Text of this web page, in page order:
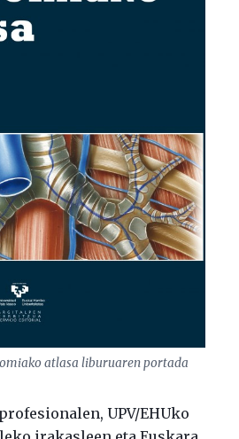
atlasa liburuaren portada
UPV/EHUko